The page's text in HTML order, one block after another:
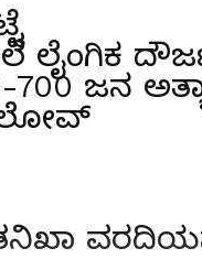
ಲೈಂಗಿಕ
ಜನ
ಲೋವ್